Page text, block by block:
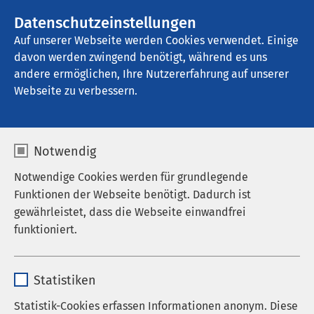
Datenschutzeinstellungen
Auf unserer Webseite werden Cookies verwendet. Einige
davon werden zwingend benötigt, während es uns
andere ermöglichen, Ihre Nutzererfahrung auf unserer
Webseite zu verbessern.
Notwendig
Notwendige Cookies werden für grundlegende
Funktionen der Webseite benötigt. Dadurch ist
gewährleistet, dass die Webseite einwandfrei
funktioniert.
Anbieter sgalinski
Statistiken
Statistik-Cookies erfassen Informationen anonym. Diese
AMEOS Klinikum Hildesheim